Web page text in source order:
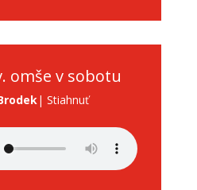
omše v sobotu
| Stiahnuť